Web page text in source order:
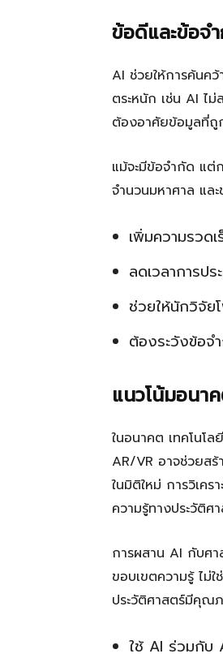
ข้อดีและข้อจ
AI ช่วยให้การค้นค
ตระหนัก เช่น AI ไ
ต้องอาศัยข้อมูลที่ถู
แม้จะมีข้อจำกัด แต่
จำนวนมหาศาล และ
เพิ่มความรวด
ลดเวลาการป
ช่วยให้นักวิจัย
ต้องระวังข้อจ
แนวโน้มอนา
ในอนาคต เทคโนโ
AR/VR อาจช่วยส
ในมิติใหม่ การวิเค
ความรู้ทางประวัติศ
การผสาน AI กับศ
ขอบเขตความรู้ ไม่
ประวัติศาสตร์มีคุณ
ใช้ AI ร่วมกับ